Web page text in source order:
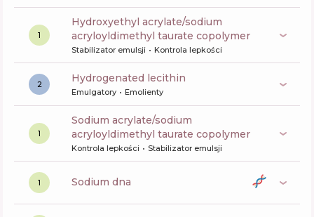
1
hydroxyethyl acrylate/sodium
acryloyldimethyl taurate copolymer
Stabilizator emulsji Kontrola lepkości
2 hydrogenated lecithin
Emulgatory Emolienty
1
sodium acrylate/sodium
acryloyldimethyl taurate copolymer
Kontrola lepkości Stabilizator emulsji
1 sodium dna